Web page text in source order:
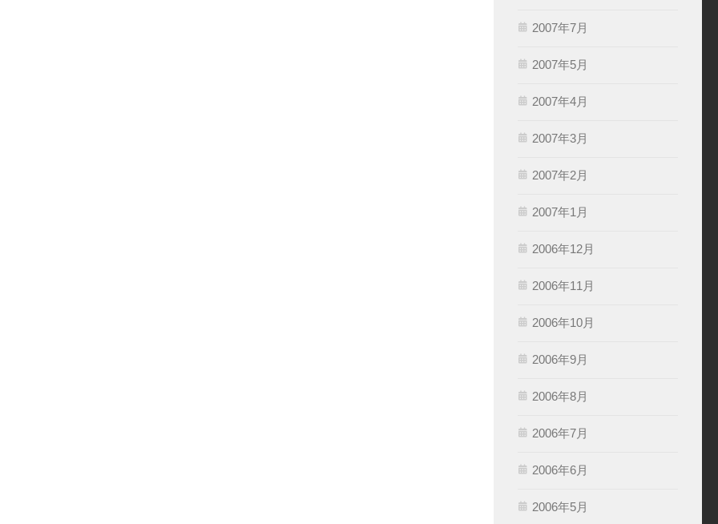
2007年7月
2007年5月
2007年4月
2007年3月
2007年2月
2007年1月
2006年12月
2006年11月
2006年10月
2006年9月
2006年8月
2006年7月
2006年6月
2006年5月